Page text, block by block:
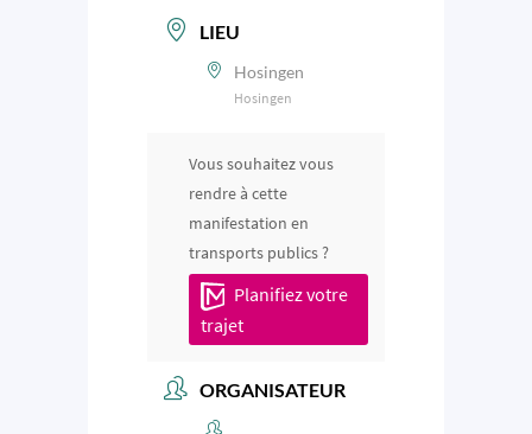
LIEU
Hosingen
Hosingen
Vous souhaitez vous
rendre à cette
manifestation en
transports publics ?
Planifiez votre
trajet
ORGANISATEUR